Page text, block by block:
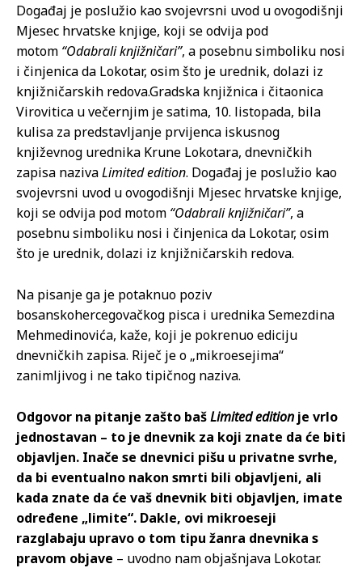
Događaj je poslužio kao svojevrsni uvod u ovogodišnji
Mjesec hrvatske knjige, koji se odvija pod
motom “Odabrali knjižničari”, a posebnu simboliku nosi
i činjenica da Lokotar, osim što je urednik, dolazi iz
knjižničarskih redova.Gradska knjižnica i čitaonica
Virovitica u večernjim je satima, 10. listopada, bila
kulisa za predstavljanje prvijenca iskusnog
književnog urednika Krune Lokotara, dnevničkih
zapisa nazivaLimited edition. Događaj je poslužio kao
svojevrsni uvod u ovogodišnji Mjesec hrvatske knjige,
koji se odvija pod motom “Odabrali knjižničari”, a
posebnu simboliku nosi i činjenica da Lokotar, osim
što je urednik, dolazi iz knjižničarskih redova.
Na pisanje ga je potaknuo poziv
bosanskohercegovačkog pisca i urednika Semezdina
Mehmedinovića, kaže, koji je pokrenuo ediciju
dnevničkih zapisa. Riječ je o „mikroesejima“
zanimljivog i ne tako tipičnog naziva.
Odgovor na pitanje zašto bašLimited edition je vrlo
jednostavan – to je dnevnik za koji znate da će biti
objavljen. Inače se dnevnici pišu u privatne svrhe,
da bi eventualno nakon smrti bili objavljeni, ali
kada znate da će vaš dnevnik biti objavljen, imate
određene „limite“. Dakle, ovi mikroeseji
razglabaju upravo o tom tipu žanra dnevnika s
pravom objave – uvodno nam objašnjava Lokotar.